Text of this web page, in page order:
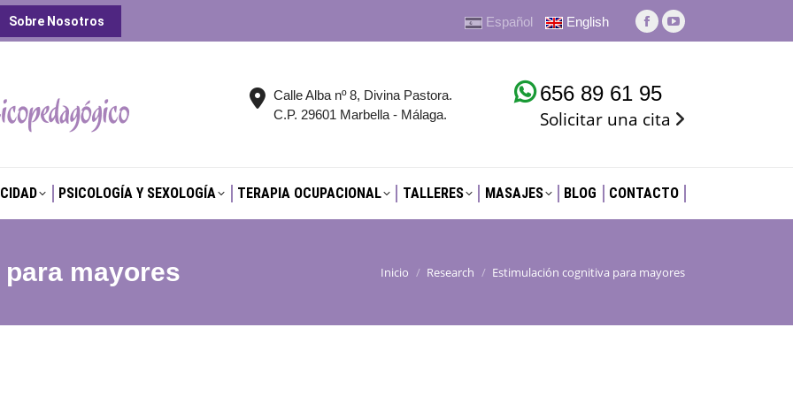
Sobre Nosotros Español English
La
se
abre
nueva
La
abre
nueva
Calle Alba nº 8, Divina Pastora.
C.P. 29601 Marbella - Málaga.
656 89 61 95
Solicitar una cita
PSICOLOGÍA Y SEXOLOGÍA TERAPIA OCUPACIONAL TALLERES MASAJES BLOG CONTACTO
mayores Estás aquí:
Inicio Research Estimulación cognitiva para mayores
PSICOLOGÍA Y SEXOLOGÍA MASAJES BLOG CONTACTO